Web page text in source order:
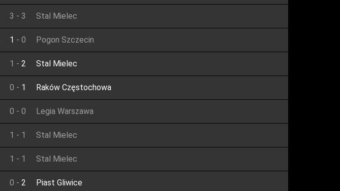
3 - 3 Stal Mielec
1 - 0 Pogon Szczecin
1 - 2 Stal Mielec
0 - 1 Raków Częstochowa
0 - 0 Legia Warszawa
1 - 1 Stal Mielec
1 - 1 Stal Mielec
0 - 2 Piast Gliwice